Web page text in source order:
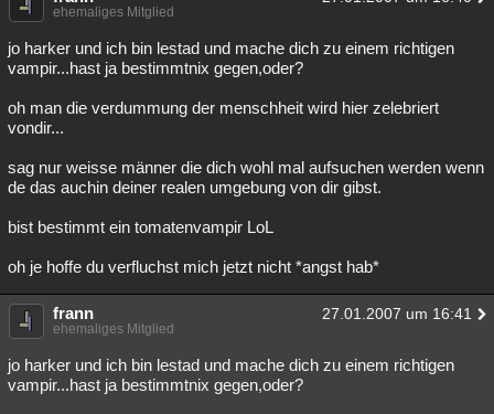
ehemaliges Mitglied
jo harker und ich bin lestad und mache dich zu einem richtigen
vampir...hast ja bestimmtnix gegen,oder?
oh man die verdummung der menschheit wird hier zelebriert
vondir...
sag nur weisse männer die dich wohl mal aufsuchen werden wenn
de das auchin deiner realen umgebung von dir gibst.
bist bestimmt ein tomatenvampir LoL
oh je hoffe du verfluchst mich jetzt nicht *angst hab*
frann 27.01.2007 um 16:41
ehemaliges Mitglied
jo harker und ich bin lestad und mache dich zu einem richtigen
vampir...hast ja bestimmtnix gegen,oder?